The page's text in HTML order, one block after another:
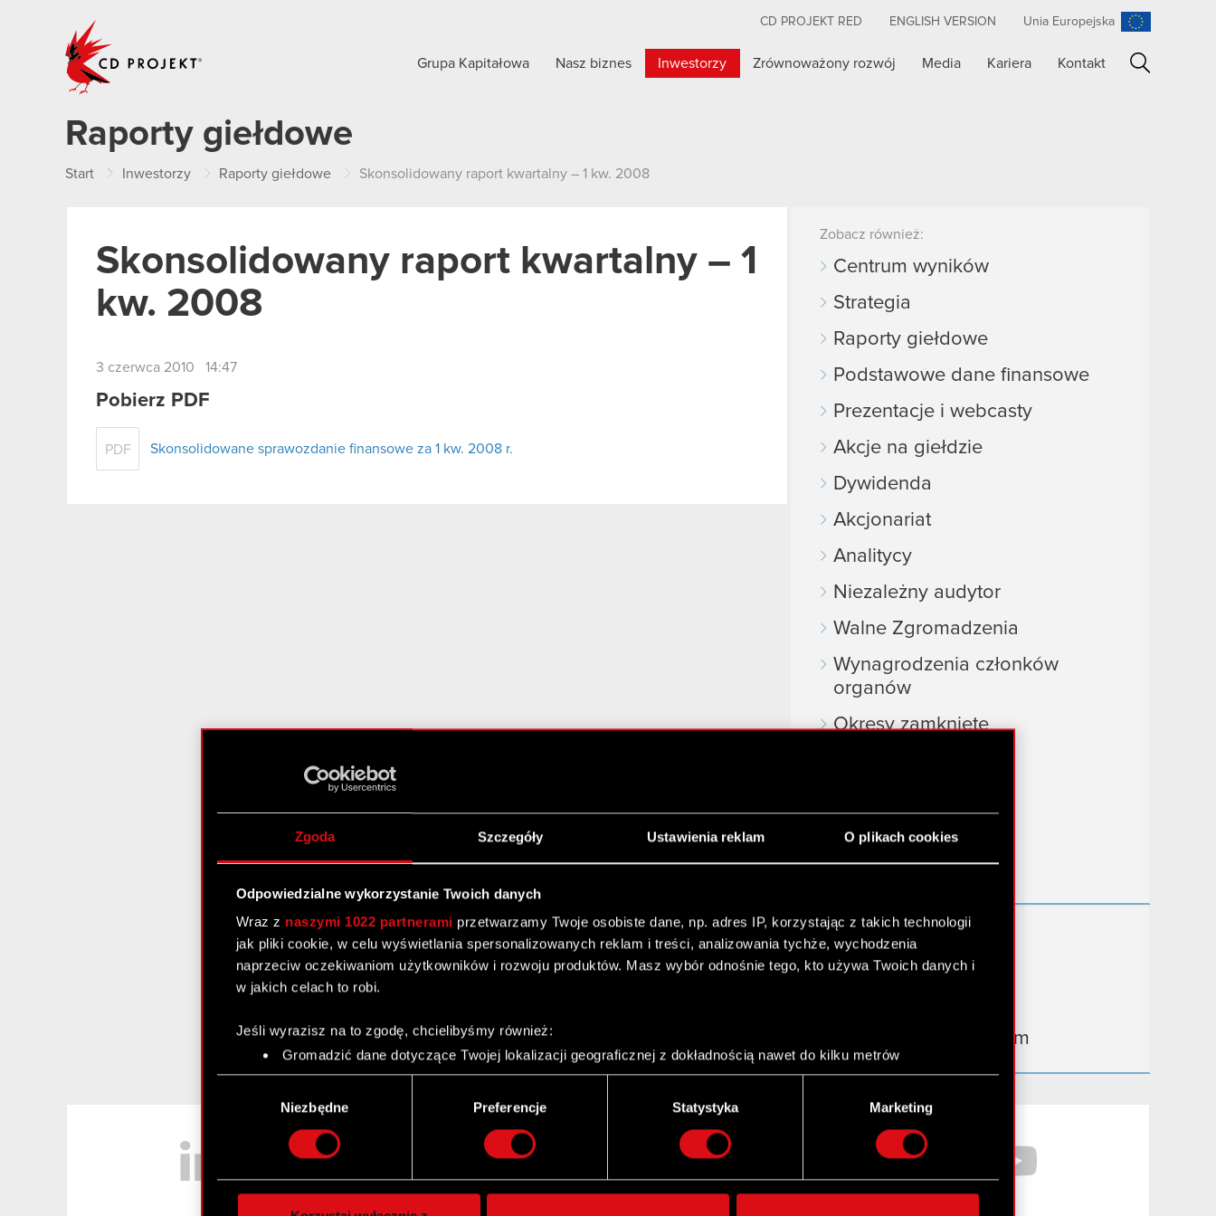
Zgoda Szczegóły Ustawienia reklam O plikach cookies
Odpowiedzialne wykorzystanie Twoich danych
Wraz z naszymi 1022 partnerami przetwarzamy Twoje osobiste dane, np. adres IP, korzystając z takich technologii
jak pliki cookie, w celu wyświetlania spersonalizowanych reklam i treści, analizowania tychże, wychodzenia
naprzeciw oczekiwaniom użytkowników i rozwoju produktów. Masz wybór odnośnie tego, kto używa Twoich danych i
w jakich celach to robi.
Jeśli wyrazisz na to zgodę, chcielibyśmy również:
Gromadzić dane dotyczące Twojej lokalizacji geograficznej z dokładnością nawet do kilku metrów
Identyfikować Twoje urządzenie, aktywnie analizując charakteryzującego je zbiory danych (fingerprinting,
Dowiedz się więcej odnośnie tego, jak Twoje osobiste dane są przetwarzane oraz ustaw własne preferencje w
szczegółów . W Deklaracji plików cookie możesz zmienić lub wycofać swoją zgodę w dowolnej chwili.
Wykorzystujemy pliki cookie do spersonalizowania treści i reklam, aby oferować funkcje społecznościowe i
Niezbędne Preferencje Statystyka Marketing
CD PROJEKT RED ENGLISH VERSION Unia Europejska
Grupa Kapitałowa Nasz biznes Inwestorzy Zrównoważony rozwój Media Kariera Kontakt
Raporty giełdowe
Start Inwestorzy Raporty giełdowe Skonsolidowany raport kwartalny – 1 kw. 2008
Skonsolidowany raport kwartalny – 1
kw. 2008
3 czerwca 2010 14:47
Pobierz PDF
PDF Skonsolidowane sprawozdanie finansowe za 1 kw. 2008 r.
Zobacz również:
Centrum wyników
Strategia
Raporty giełdowe
Podstawowe dane finansowe
Prezentacje i webcasty
Akcje na giełdzie
Dywidenda
Akcjonariat
Analitycy
Niezależny audytor
Walne Zgromadzenia
Wynagrodzenia członków
organów
Okresy zamknięte
Przydatne linki
Kontakt IR
Dowiedz się więcej:
thewitcher.com
gear.cdprojektred.com
Facebook